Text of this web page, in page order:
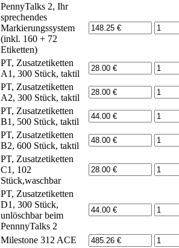
PennyTalks 2, Ihr
sprechendes
Markierungssystem
(inkl. 160 + 72
Etiketten)
PT, Zusatzetiketten
A1, 300 Stück, taktil
PT, Zusatzetiketten
A2, 300 Stück, taktil
PT, Zusatzetiketten
B1, 500 Stück, taktil
PT, Zusatzetiketten
B2, 600 Stück, taktil
PT, Zusatzetiketten
C1, 102
Stück,waschbar
PT, Zusatzetiketten
D1, 300 Stück,
unlöschbar beim
PennnyTalks 2
Milestone 312 ACE